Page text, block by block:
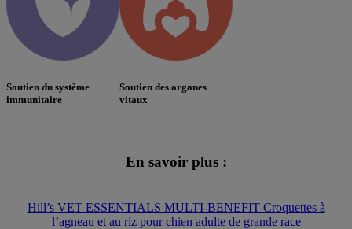
Soutien du système
immunitaire
Soutien des organes
vitaux
En savoir plus :
Hill’s VET ESSENTIALS MULTI-BENEFIT Croquettes à
l’agneau et au riz pour chien adulte de grande race